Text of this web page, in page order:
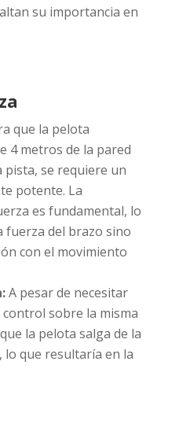
su importancia en
que la pelota
4 metros de la pared
pista, se requiere un
potente. La
es fundamental, lo
fuerza del brazo sino
con el movimiento
A pesar de necesitar
sobre la misma
la pelota salga de la
que resultaría en la